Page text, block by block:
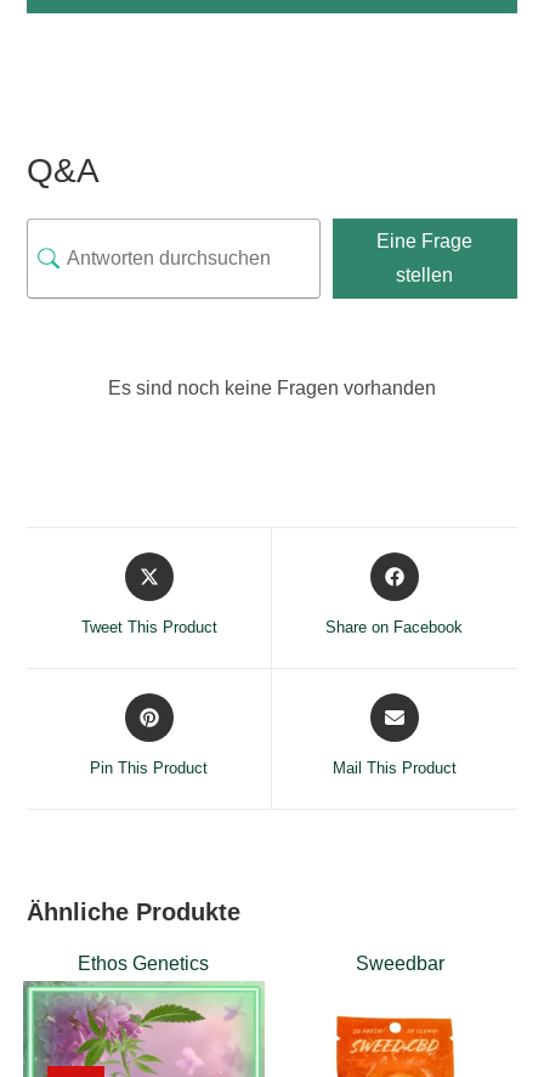
Q&A
Eine Frage
stellen
Es sind noch keine Fragen vorhanden
Opens
in
Tweet This Product
Opens
in
Share on Facebook
Opens
in
Pin This Product
Opens
in
Mail This Product
Ähnliche Produkte
Ethos Genetics Sweedbar